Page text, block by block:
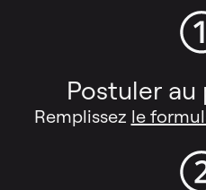
Postuler
Remplissez le